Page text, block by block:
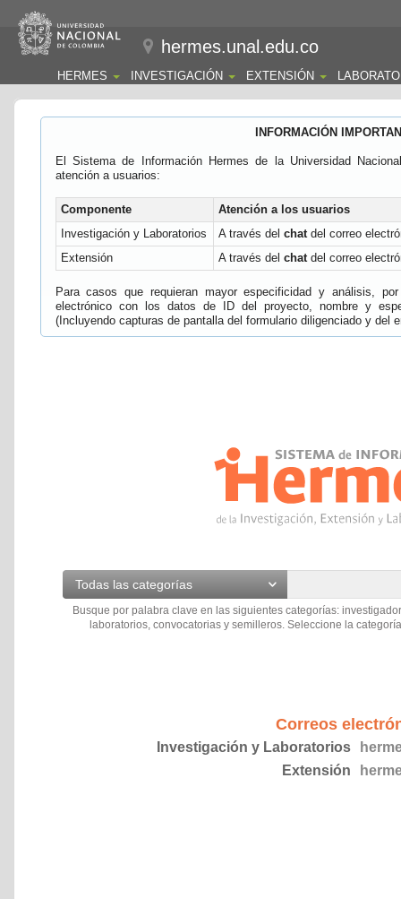
hermes.unal.edu.co
HERMES INVESTIGACIÓN EXTENSIÓN
INFORMACIÓN
El Sistema de Información Hermes de la Universidad
atención a usuarios:
Componente
Atención a los usuarios
Investigación y Laboratorios
A través del chatdel correo
Extensión
A través del chatdel correo
Para casos que requieran mayor especificidad y análisis,
electrónico con los datos de ID del proyecto, nombre y
(Incluyendo capturas de pantalla del formulario diligenciado y del
Todas las categorías
Busque por palabra clave en las siguientes categorías:
laboratorios, convocatorias y semilleros. Seleccione la
Correos
Investigación y Laboratorios
Extensión